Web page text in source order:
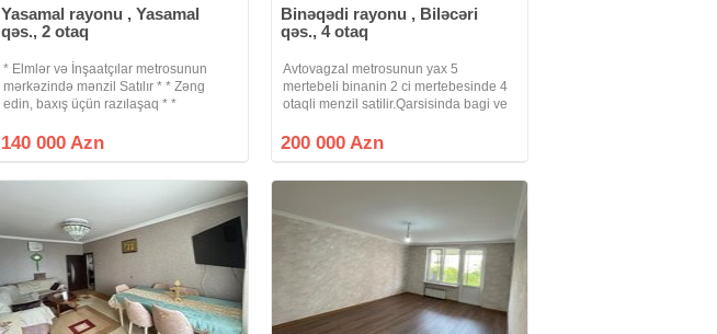
Yasamal rayonu , Yasamal
qəs., 2 otaq
* Elmlər və İnşaatçılar metrosunun
mərkəzində mənzil Satılır * * Zəng
edin, baxış üçün razılaşaq * *
şəffaf şəkildə aparılır * * Binanın tipi :
140 000 Azn
Binəqədi rayonu , Biləcəri
qəs., 4 otaq
Avtovagzal metrosunun yax 5
mertebeli binanin 2 ci mertebesinde 4
otaqli menzil satilir.Qarsisinda bagi ve
olunacaq. Qiymet 200 000 Azn
200 000 Azn